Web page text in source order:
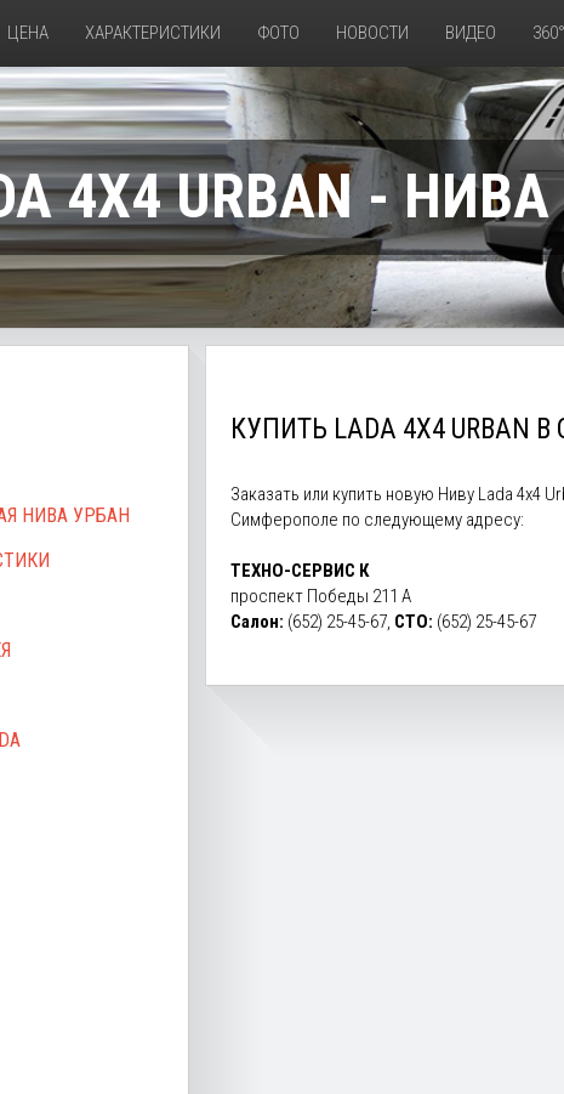
ЦЕНА ХАРАКТЕРИСТИКИ ФОТО НОВОСТИ ВИДЕО
4X4 URBAN -
НИВА УРБАН
КУПИТЬ LADA 4X4 URBAN
Заказать или купить новую Ниву Lada
Симферополе по следующему адресу:
ТЕХНО-СЕРВИС К
проспект Победы 211 А
Салон: (652) 25-45-67, СТО: (652) 25-45-67